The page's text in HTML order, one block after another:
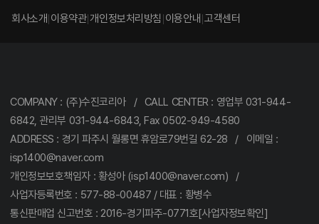
회사소개 이용약관 개인정보처리방침 이용안내 고객센터
COMPANY : (주)수진코리아 / CALL CENTER : 영업부 031-944-
6842, 관리부 031-944-6843, Fax 0502-949-4580
ADDRESS : 경기 파주시 월롱면 휴암로79번길 62-28 / 이메일 :
isp1400@naver.com
개인정보보호책임자 : 황성아 (isp1400@naver.com) /
사업자등록번호 : 577-88-00487 / 대표 : 황병수
통신판매업 신고번호 : 2016-경기파주-0771호[사업자정보확인]